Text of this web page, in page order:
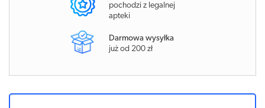
pochodzi z legalnej
apteki
Darmowa wysyłka
już od 200 zł